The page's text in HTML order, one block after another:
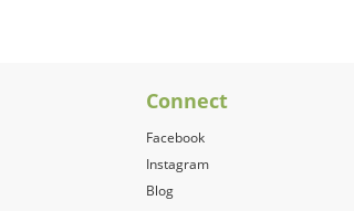
Connect
Facebook
Instagram
Blog